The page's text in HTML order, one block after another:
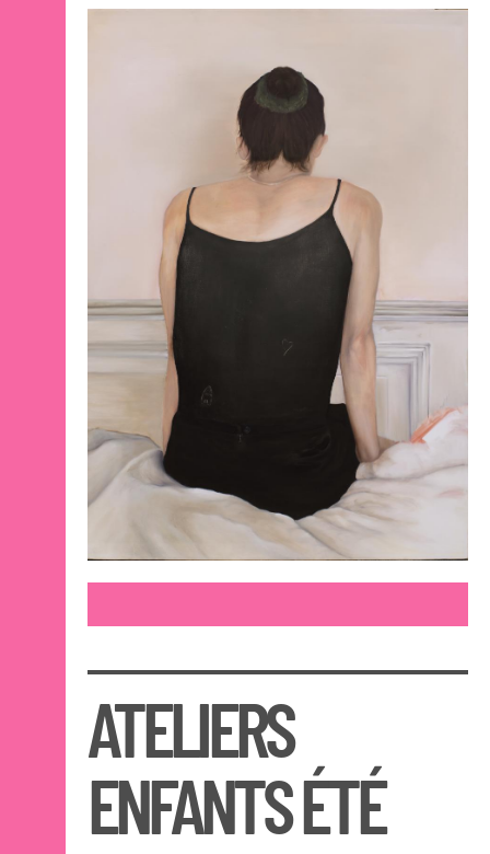
ATELIERS
ENFANTS ÉTÉ